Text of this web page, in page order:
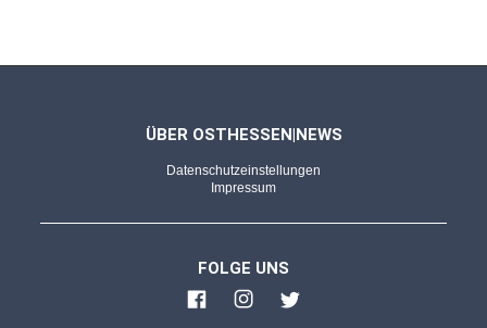
ÜBER OSTHESSEN|NEWS
Datenschutzeinstellungen
Impressum
FOLGE UNS